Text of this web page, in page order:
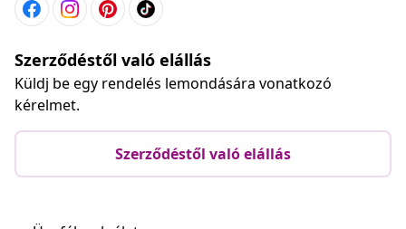
Szerződéstől való elállás
Küldj be egy rendelés lemondására vonatkozó
kérelmet.
Szerződéstől való elállás